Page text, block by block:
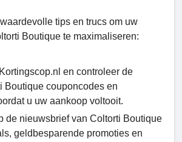
tips en trucs om uw
Boutiquе te maximaliseren:
en controleer de
Boutiquе couponcodes en
u uw aankoop voltooit.
de nieuwsbrief van Coltorti Boutiquе
geldbesparende promoties en